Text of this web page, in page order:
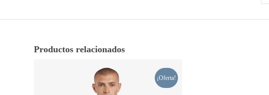
Productos relacionados
¡Oferta!